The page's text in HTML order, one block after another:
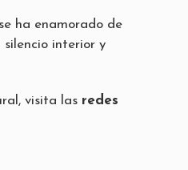
ha enamorado de
interior y
visita las redes